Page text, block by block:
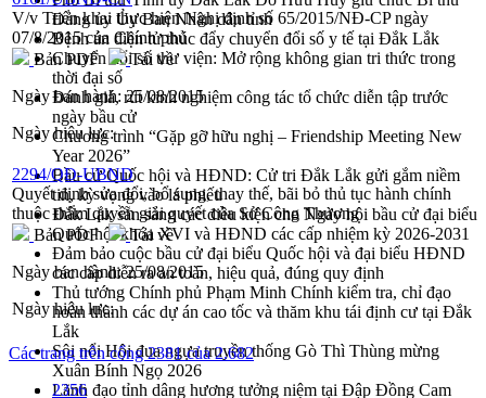
Đảng ủy Ủy Ban Nhân dân tỉnh
Bệnh án điện tử thúc đẩy chuyển đổi số y tế tại Đắk Lắk
Chuyển đổi số thư viện: Mở rộng không gian tri thức trong
thời đại số
Đánh giá, rút kinh nghiệm công tác tổ chức diễn tập trước
ngày bầu cử
Chương trình “Gặp gỡ hữu nghị – Friendship Meeting New
Year 2026”
Bầu cử Quốc hội và HĐND: Cử tri Đắk Lắk gửi gắm niềm
tin, kỳ vọng vào lá phiếu
Đắk Lắk sẵn sàng các điều kiện cho Ngày hội bầu cử đại biểu
Quốc hội khóa XVI và HĐND các cấp nhiệm kỳ 2026-2031
Đảm bảo cuộc bầu cử đại biểu Quốc hội và đại biểu HĐND
các cấp diễn ra an toàn, hiệu quả, đúng quy định
Thủ tướng Chính phủ Phạm Minh Chính kiểm tra, chỉ đạo
hoàn thành các dự án cao tốc và thăm khu tái định cư tại Đắk
Lắk
Sôi nổi Hội đua ngựa truyền thống Gò Thì Thùng mừng
Xuân Bính Ngọ 2026
Lãnh đạo tỉnh dâng hương tưởng niệm tại Đập Đồng Cam
V/v Triển khai thực hiện Nghị định số 65/2015/NĐ-CP ngày
07/8/2015 của Chính phủ
Bản PDF
Tải về
Ngày ban hành:25/08/2015
Ngày hiệu lực:
2294/QĐ-UBND
Quyết định sửa đổi, bổ sung, thay thế, bãi bỏ thủ tục hành chính
thuộc thẩm quyền giải quyết của Sở Công Thương
Bản PDF
Tải về
Ngày ban hành:25/08/2015
Ngày hiệu lực:
Các trang trên cổng 2381 của 2.682
2356